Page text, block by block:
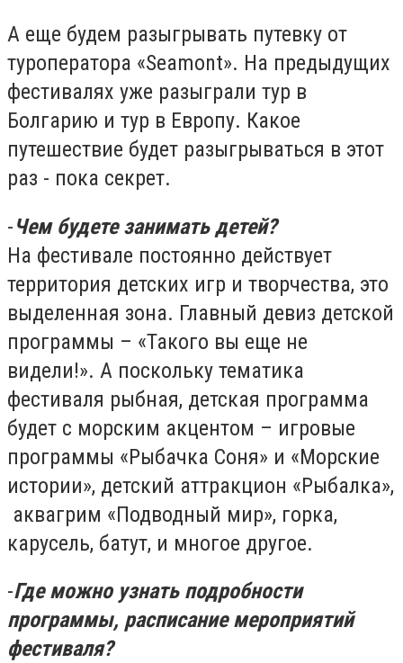
А еще будем разыгрывать путевку от
туроператора «Seamont». На предыдущих
фестивалях уже разыграли тур в
Болгарию и тур в Европу. Какое
путешествие будет разыгрываться в этот
раз - пока секрет.
-Чем будете занимать детей?
На фестивале постоянно действует
территория детских игр и творчества, это
выделенная зона. Главный девиз детской
программы – «Такого вы еще не
видели!». А поскольку тематика
фестиваля рыбная, детская программа
будет с морским акцентом – игровые
программы «Рыбачка Соня» и «Морские
истории», детский аттракцион «Рыбалка»,
аквагрим «Подводный мир», горка,
карусель, батут, и многое другое.
-Где можно узнать подробности
программы, расписание мероприятий
фестиваля?